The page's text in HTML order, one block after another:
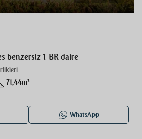
benzersiz 1 BR daire
71,44m²
WhatsApp